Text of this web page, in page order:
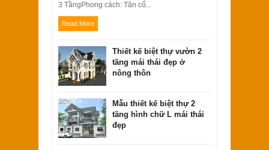
3 TầngPhong cách: Tân cổ...
Read More
Thiết kế biệt thự vườn 2
tầng mái thái đẹp ở
nông thôn
Mẫu thiết kế biệt thự 2
tầng hình chữ L mái thái
đẹp